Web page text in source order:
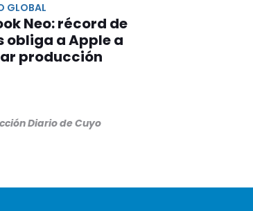
GLOBAL
Neo: récord de
obliga a Apple a
producción
Diario de Cuyo